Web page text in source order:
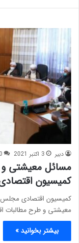
دبیر 3 اکتبر 2021 0
مسائل معیشتی و
کمیسیون
کمیسیون اقتصادی مجلس
معیشتی و طرح مطالبات
بیشتر بخوانید »